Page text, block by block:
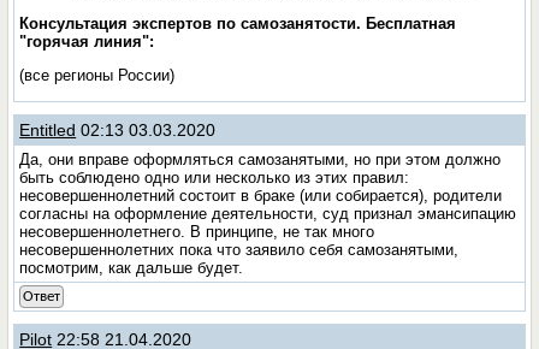
Консультация экспертов по самозанятости. Бесплатная
"горячая линия":
(все регионы России)
Entitled 02:13 03.03.2020
Да, они вправе оформляться самозанятыми, но при этом должно
быть соблюдено одно или несколько из этих правил:
несовершеннолетний состоит в браке (или собирается), родители
согласны на оформление деятельности, суд признал эмансипацию
несовершеннолетнего. В принципе, не так много
несовершеннолетних пока что заявило себя самозанятыми,
посмотрим, как дальше будет.
Ответ
Pilot 22:58 21.04.2020